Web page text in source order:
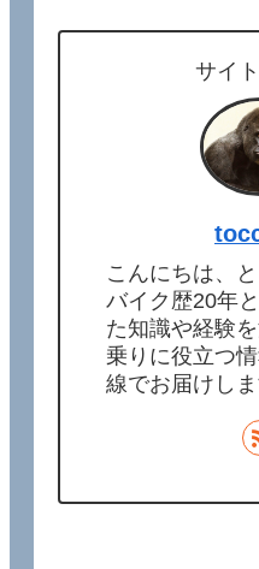
サイ
こんにちは、
バイク歴20年
た知識や経験
乗りに役立つ
線でお届けしま